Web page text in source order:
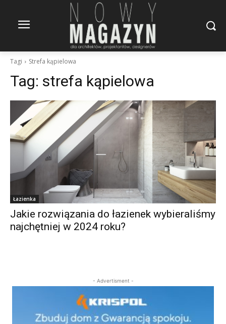
Tagi Strefa kąpielowa
Tag: strefa kąpielowa
Łazienka
Jakie rozwiązania do łazienek wybieraliśmy
najchętniej w 2024 roku?
- Advertisment -